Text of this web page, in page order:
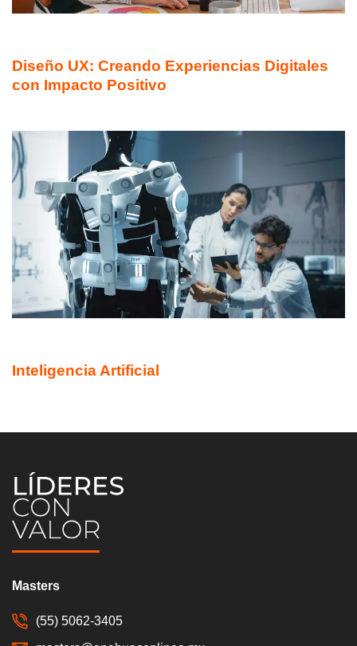
Diseño UX: Creando Experiencias Digitales
con Impacto Positivo
Inteligencia Artificial
Masters
(55) 5062-3405